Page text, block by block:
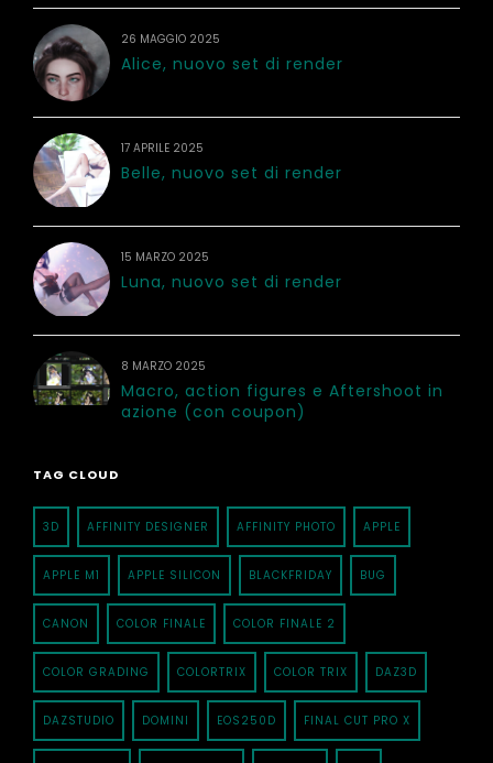
26 MAGGIO 2025
Alice, nuovo set di render
17 APRILE 2025
Belle, nuovo set di render
15 MARZO 2025
Luna, nuovo set di render
8 MARZO 2025
Macro, action figures e Aftershoot in
azione (con coupon)
TAG CLOUD
3D AFFINITY DESIGNER AFFINITY PHOTO APPLE
APPLE M1 APPLE SILICON BLACKFRIDAY BUG
CANON COLOR FINALE COLOR FINALE 2
COLOR GRADING COLORTRIX COLOR TRIX DAZ3D
DAZSTUDIO DOMINI EOS250D FINAL CUT PRO X